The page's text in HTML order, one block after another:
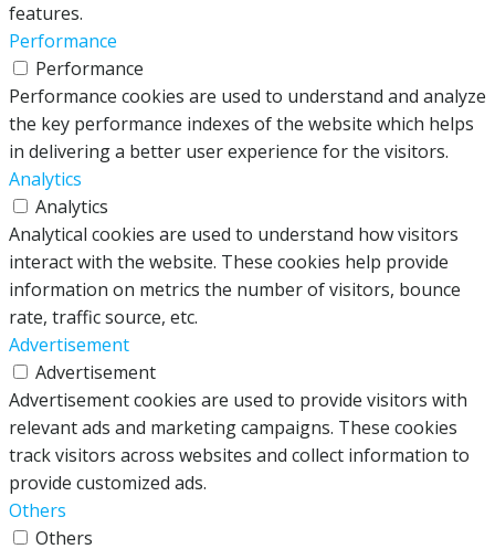
features.
Performance
Performance
Performance cookies are used to understand and analyze
the key performance indexes of the website which helps
in delivering a better user experience for the visitors.
Analytics
Analytics
Analytical cookies are used to understand how visitors
interact with the website. These cookies help provide
information on metrics the number of visitors, bounce
rate, traffic source, etc.
Advertisement
Advertisement
Advertisement cookies are used to provide visitors with
relevant ads and marketing campaigns. These cookies
track visitors across websites and collect information to
provide customized ads.
Others
Others